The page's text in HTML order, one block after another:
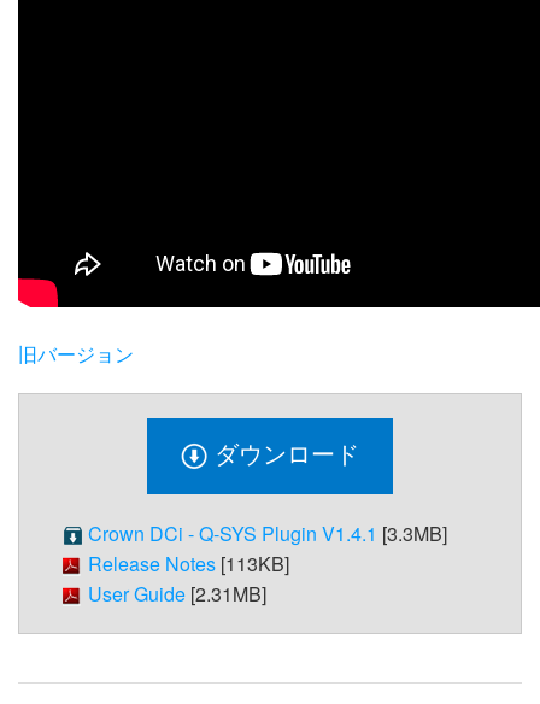
旧バージョン
ダウンロード
Crown DCi - Q-SYS Plugin V1.4.1 [3.3MB]
Release Notes [113KB]
User Guide [2.31MB]